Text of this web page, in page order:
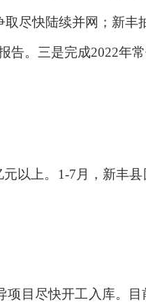
尽快陆续并网；新丰
。三是完成2022年
以上。1-7月，新丰
目尽快开工入库。目